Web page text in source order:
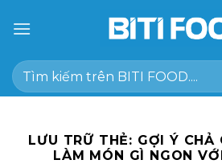
đến
dung
Tìm
kiếm:
LƯU TRỮ THẺ: GỢI Ý CHẢ
LÀM MÓN GÌ NGON